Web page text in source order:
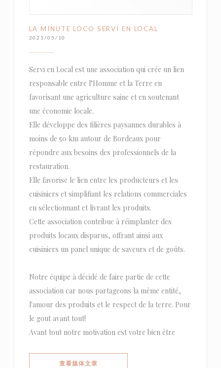
LA MINUTE LOCO SERVI EN LOCAL
2021/05/10
Servi en Local est une association qui crée un lien
responsable entre l’Homme et la Terre en
favorisant une agriculture saine et en soutenant
une économie locale.
Elle développe des filières paysannes durables à
moins de 50 km autour de Bordeaux pour
répondre aux besoins des professionnels de la
restauration.
Elle favorise le lien entre les producteurs et les
cuisiniers et simplifiant les relations commerciales
en sélectionnant et livrant les produits.
Cette association contribue à réimplanter des
produits locaux disparus, offrant ainsi aux
cuisiniers un panel unique de saveurs et de goûts.
Notre équipe à décidé de faire partie de cette
association car nous partageons la même entité,
l'amour des produits et le respect de la terre. Pour
le gout avant tout!
Avant tout notre motivation est votre bien être
查看媒体文章((在新窗口中打开))